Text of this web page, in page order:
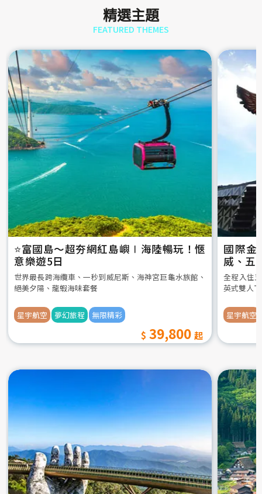
精選主題
FEATURED THEMES
⭐️富國島～超夯網紅島嶼∣海陸暢玩！愜
意樂遊5日
世界最長跨海纜車、一秒到威尼斯、海神宮巨龜水族館、
絕美夕陽、龍蝦海味套餐
星宇航空 夢幻旅程 無限精彩
39,800
國際金
威、五
全程入住
英式雙人
星宇航空